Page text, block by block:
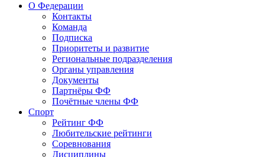
О Федерации
Контакты
Команда
Подписка
Приоритеты и развитие
Региональные подразделения
Органы управления
Документы
Партнёры ФФ
Почётные члены ФФ
Спорт
Рейтинг ФФ
Любительские рейтинги
Соревнования
Дисциплины